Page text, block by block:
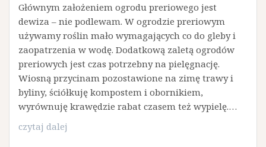
Głównym założeniem ogrodu preriowego jest
dewiza – nie podlewam. W ogrodzie preriowym
używamy roślin mało wymagających co do gleby i
zaopatrzenia w wodę. Dodatkową zaletą ogrodów
preriowych jest czas potrzebny na pielęgnację.
Wiosną przycinam pozostawione na zimę trawy i
byliny, ściółkuję kompostem i obornikiem,
wyrównuję krawędzie rabat czasem też wypielę.…
czytaj dalej